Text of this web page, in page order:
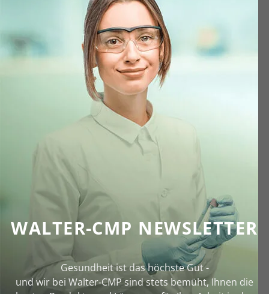
WALTER-CMP NEWSLETTER
Gesundheit ist das höchste Gut -
und wir bei Walter‑CMP sind stets bemüht, Ihnen die